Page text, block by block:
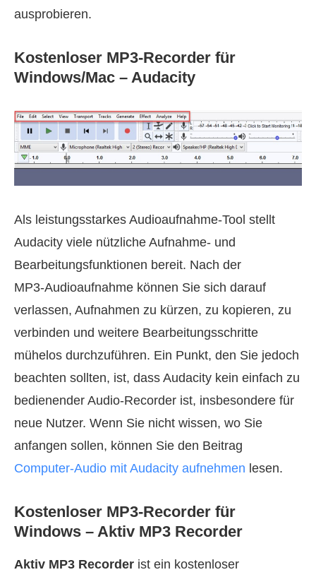
ausprobieren.
Kostenloser MP3‑Recorder für
Windows/Mac – Audacity
Als leistungsstarkes Audioaufnahme‑Tool stellt
Audacity viele nützliche Aufnahme‑ und
Bearbeitungsfunktionen bereit. Nach der
MP3‑Audioaufnahme können Sie sich darauf
verlassen, Aufnahmen zu kürzen, zu kopieren, zu
verbinden und weitere Bearbeitungsschritte
mühelos durchzuführen. Ein Punkt, den Sie jedoch
beachten sollten, ist, dass Audacity kein einfach zu
bedienender Audio‑Recorder ist, insbesondere für
neue Nutzer. Wenn Sie nicht wissen, wo Sie
anfangen sollen, können Sie den Beitrag
Computer‑Audio mit Audacity aufnehmen lesen.
Kostenloser MP3‑Recorder für
Windows – Aktiv MP3 Recorder
Aktiv MP3 Recorder ist ein kostenloser